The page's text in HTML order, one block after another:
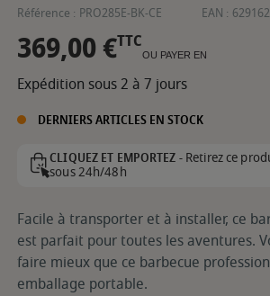
Référence : PRO285E-BK-CE EAN :
369,00 €TTC
OU PAYER EN
Expédition sous 2 à 7 jours
DERNIERS ARTICLES EN STOCK
CLIQUEZ ET EMPORTEZ -Retirez ce
sous 24h/48h
Facile à transporter et à installer, ce
est parfait pour toutes les aventures.
faire mieux que ce barbecue
emballage portable.